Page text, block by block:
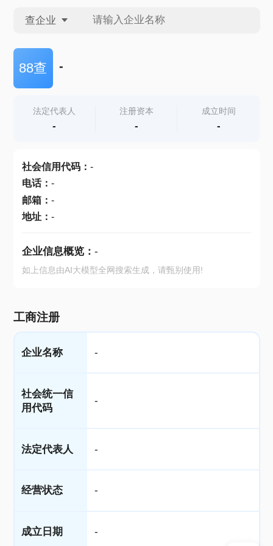
查企业
查企业
查产地
88查 -
法定代表人
-
注册资本
-
成立时间
-
社会信用代码： -
电话： -
邮箱： -
地址： -
企业信息概览： -
如上信息由AI大模型全网搜索生成，请甄别使用!
工商注册
企业名称 -
社会统一信
用代码
-
法定代表人 -
经营状态 -
成立日期 -